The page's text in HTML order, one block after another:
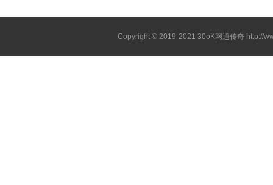
Copyright © 2019-202130oK网通传奇 http://